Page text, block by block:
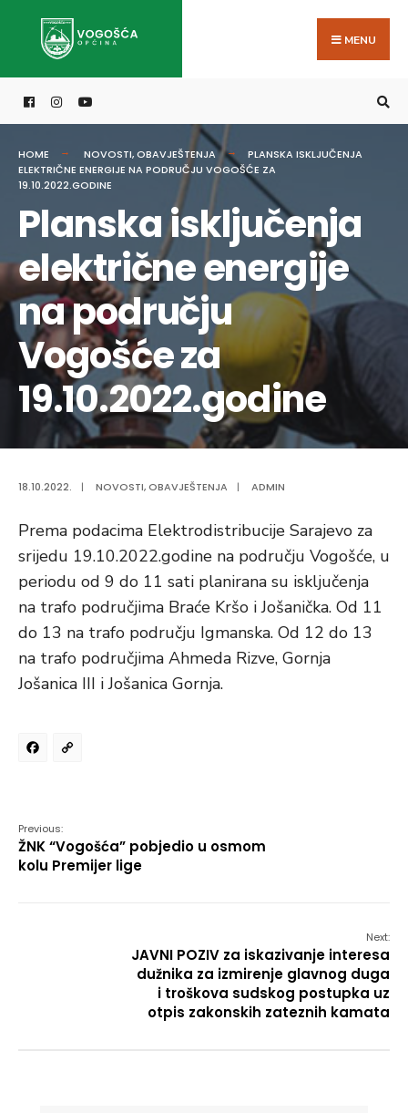
MENU
HOME NOVOSTI,OBAVJEŠTENJA
PLANSKA ISKLJUČENJA
ELEKTRIČNE ENERGIJE NA PODRUČJU VOGOŠĆE ZA
19.10.2022.GODINE
Planska isključenja
električne energije
na području
Vogošće za
19.10.2022.godine
18.10.2022. | NOVOSTI,OBAVJEŠTENJA | ADMIN
Prema podacima Elektrodistribucije Sarajevo za
srijedu 19.10.2022.godine na području Vogošće, u
periodu od 9 do 11 sati planirana su isključenja
na trafo područjima Braće Kršo i Jošanička. Od 11
do 13 na trafo području Igmanska. Od 12 do 13
na trafo područjima Ahmeda Rizve, Gornja
Jošanica III i Jošanica Gornja.
Facebook
Previous:
ŽNK “Vogošća” pobjedio u osmom
kolu Premijer lige
Next:
JAVNI POZIV za iskazivanje interesa
dužnika za izmirenje glavnog duga
i troškova sudskog postupka uz
otpis zakonskih zateznih kamata
for: